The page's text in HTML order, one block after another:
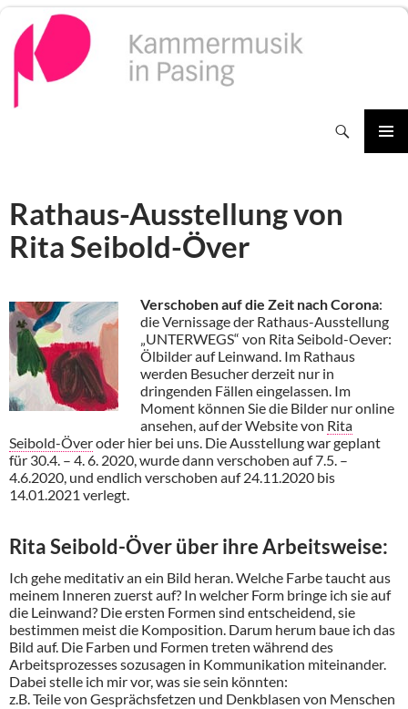
Inhalt
springen
Rathaus-Ausstellung von
Rita Seibold-Över
Verschoben auf die Zeit nach Corona:
die Vernissage der Rathaus-Ausstellung
„UNTERWEGS“ von Rita Seibold-Oever:
Ölbilder auf Leinwand. Im Rathaus
werden Besucher derzeit nur in
dringenden Fällen eingelassen. Im
Moment können Sie die Bilder nur online
ansehen, auf der Website von Rita
Seibold-Överoder hier bei uns. Die Ausstellung war geplant
für 30.4. – 4. 6. 2020, wurde dann verschoben auf 7.5. –
4.6.2020, und endlich verschoben auf 24.11.2020 bis
14.01.2021 verlegt.
Rita Seibold-Över über ihre Arbeitsweise:
Ich gehe meditativ an ein Bild heran. Welche Farbe taucht aus
meinem Inneren zuerst auf? In welcher Form bringe ich sie auf
die Leinwand? Die ersten Formen sind entscheidend, sie
bestimmen meist die Komposition. Darum herum baue ich das
Bild auf. Die Farben und Formen treten während des
Arbeitsprozesses sozusagen in Kommunikation miteinander.
Dabei stelle ich mir vor, was sie sein könnten:
z.B. Teile von Gesprächsfetzen und Denkblasen von Menschen